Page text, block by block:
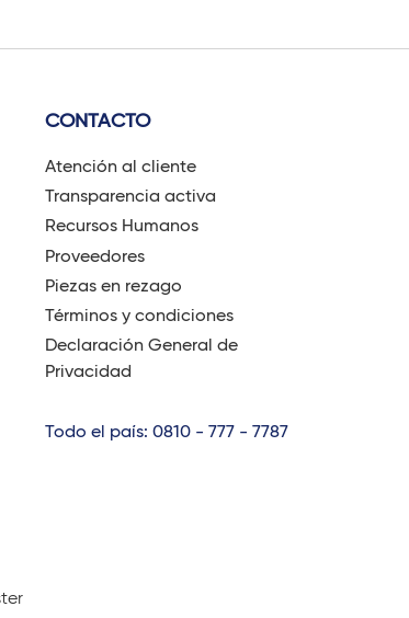
CONTACTO
Atención al cliente
Transparencia activa
Recursos Humanos
Proveedores
Piezas en rezago
Términos y condiciones
Declaración General de
Privacidad
Todo el país: 0810 - 777 - 7787